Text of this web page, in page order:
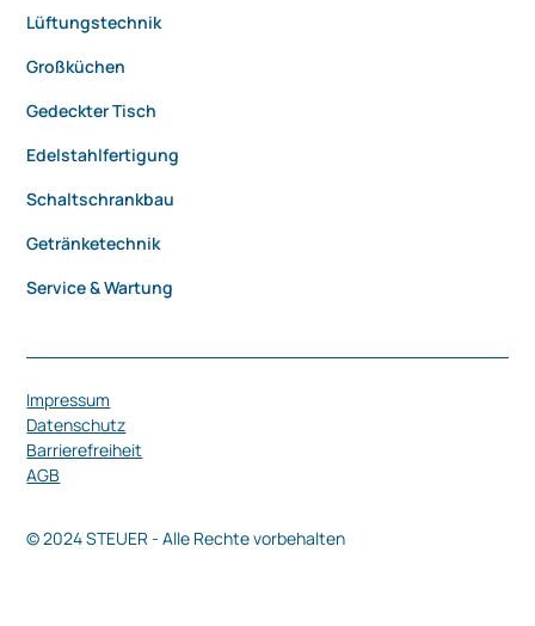
Lüftungstechnik
Großküchen
Gedeckter Tisch
Edelstahlfertigung
Schaltschrankbau
Getränketechnik
Service & Wartung
© 2024 STEUER - Alle Rechte vorbehalten
Impressum
Datenschutz
Barrierefreiheit
AGB